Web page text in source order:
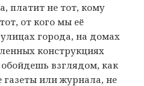
платит не тот, кому
от кого мы её
города, на домах
конструкциях
взглядом, как
или журнала, не